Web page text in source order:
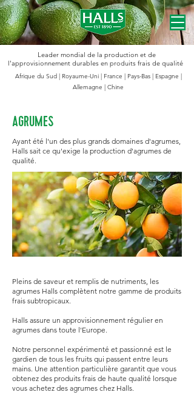
Leader mondial de la production et de
l'approvisionnement durables en produits frais de qualité
Afrique du Sud | Royaume-Uni | France | Pays-Bas | Espagne |
Allemagne | Chine
AGRUMES
Ayant été l'un des plus grands domaines d'agrumes,
Halls sait ce qu'exige la production d'agrumes de
qualité.
Pleins de saveur et remplis de nutriments, les
agrumes Halls complètent notre gamme de produits
frais subtropicaux.
Halls assure un approvisionnement régulier en
agrumes dans toute l'Europe.
Notre personnel expérimenté et passionné est le
gardien de tous les fruits qui passent entre leurs
mains. Une attention particulière garantit que vous
obtenez des produits frais de haute qualité lorsque
vous achetez des agrumes chez Halls.